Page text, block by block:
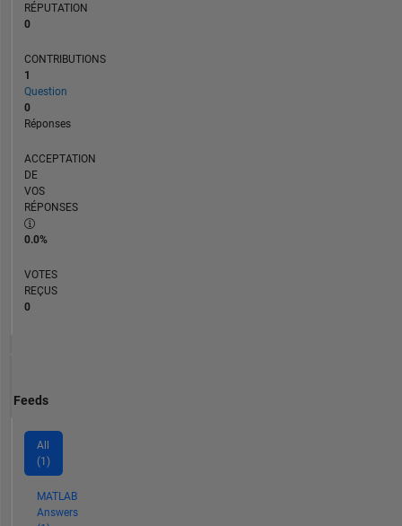
RÉPUTATION
0
CONTRIBUTIONS
1
Question
0
Réponses
ACCEPTATION
DE
VOS
RÉPONSES
0.0%
VOTES
REÇUS
0
Feeds
All
(1)
MATLAB
Answers